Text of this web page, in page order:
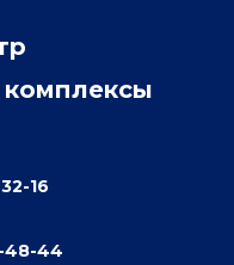
корпус 1, 2-й подъезд, 2-
центре
16
48-44